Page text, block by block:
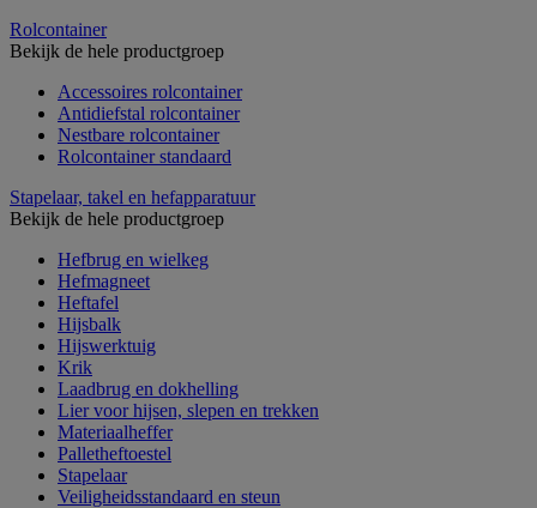
Rolcontainer
Bekijk de hele productgroep
Accessoires rolcontainer
Antidiefstal rolcontainer
Nestbare rolcontainer
Rolcontainer standaard
Stapelaar, takel en hefapparatuur
Bekijk de hele productgroep
Hefbrug en wielkeg
Hefmagneet
Heftafel
Hijsbalk
Hijswerktuig
Krik
Laadbrug en dokhelling
Lier voor hijsen, slepen en trekken
Materiaalheffer
Palletheftoestel
Stapelaar
Veiligheidsstandaard en steun